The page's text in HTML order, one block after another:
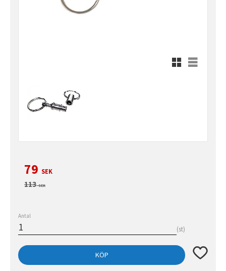
Rutnätsvy
Listvy
Nedsatt pris:
79 SEK
Ordinarie pris:
113SEK
Antal
st
KÖP Lägg till